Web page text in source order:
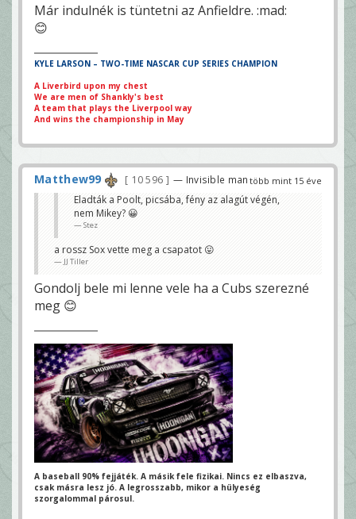
Már indulnék is tüntetni az Anfieldre. :mad:
😊
KYLE LARSON – TWO-TIME NASCAR CUP SERIES CHAMPION
A Liverbird upon my chest
We are men of Shankly's best
A team that plays the Liverpool way
And wins the championship in May
több mint 15 éve
Matthew99 10 596 — Invisible man
Eladták a Poolt, picsába, fény az alagút végén,
nem Mikey? 😀
Stez
a rossz Sox vette meg a csapatot 😛
JJ Tiller
Gondolj bele mi lenne vele ha a Cubs szerezné
meg 😊
A baseball 90% fejjáték. A másik fele fizikai. Nincs ez elbaszva,
csak másra lesz jó. A legrosszabb, mikor a hülyeség
szorgalommal párosul.